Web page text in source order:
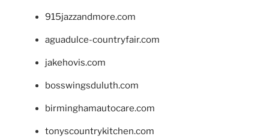
915jazzandmore.com
aguadulce-countryfair.com
jakehovis.com
bosswingsduluth.com
birminghamautocare.com
tonyscountrykitchen.com